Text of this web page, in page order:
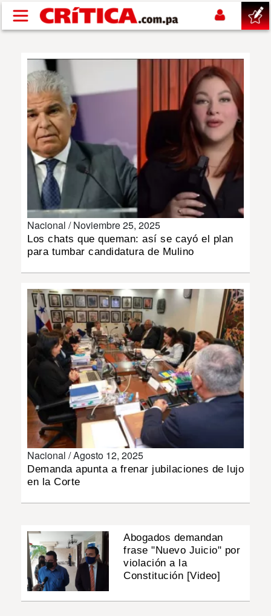
Pasar al contenido principal
SUCESOS
NACIONAL
POLÍTICA
DEPORTES
MUNDO
INSÓLITAS
MULTIMEDIA
IMPRESO
Nacional /Noviembre 25, 2025
Los chats que queman: así se cayó el plan
para tumbar candidatura de Mulino
Nacional /Agosto 12, 2025
Demanda apunta a frenar jubilaciones de lujo
en la Corte
Abogados demandan
frase "Nuevo Juicio" por
violación a la
Constitución [Video]